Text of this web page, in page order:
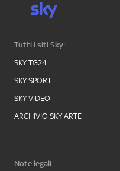
Tutti i siti Sky:
SKY TG24
SKY SPORT
SKY VIDEO
ARCHIVIO SKY ARTE
Note legali: